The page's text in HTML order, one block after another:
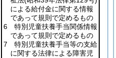
による給付金に関する情報
であって規則で定めるもの
6 特別児童扶養手当関係情報
であって規則で定めるもの
7 特別児童扶養手当等の支給
に関する法律による障害児